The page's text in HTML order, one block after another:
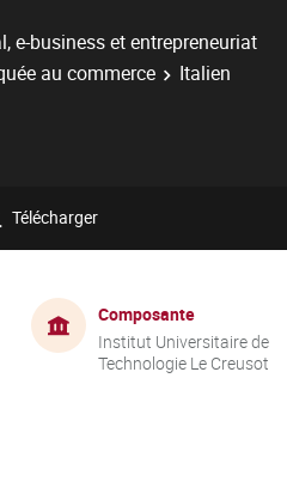
e-business et entrepreneuriat
au commerce Italien
Télécharger
Composante
Institut Universitaire de
Technologie Le Creusot